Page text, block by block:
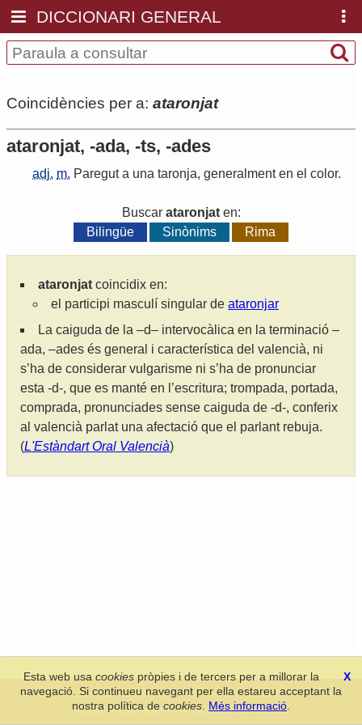
DICCIONARI GENERAL
Coincidències per a: ataronjat
ataronjat, -ada, -ts, -ades
adj. m. Paregut a una taronja, generalment en el color.
Buscar ataronjaten:
Bilingüe
Sinònims Rima
ataronjat coincidix en:
el participi masculí singular de ataronjar
La caiguda de la –d– intervocàlica en la terminació –
ada, –ades és general i característica del valencià, ni
s’ha de considerar vulgarisme ni s’ha de pronunciar
esta -d-, que es manté en l’escritura; trompada, portada,
comprada, pronunciades sense caiguda de -d-, conferix
al valencià parlat una afectació que el parlant rebuja.
(L'Estàndart Oral Valencià)
Secció de Llengua i Lliteratura Valencianes-Real Acadèmia de
Cultura Valenciana-Política de privacitat
X
Esta web usacookies pròpies i de tercers per a millorar la
navegació. Si continueu navegant per ella estareu acceptant la
nostra política de cookies Més informació